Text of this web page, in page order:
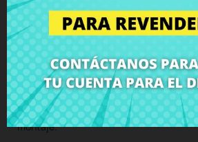
con tornillos incluidos
CompraBisagra izquierda HP Pavilion
e121al mejor precio en CRParts -
ORIGINAL - disponible también con
montaje.